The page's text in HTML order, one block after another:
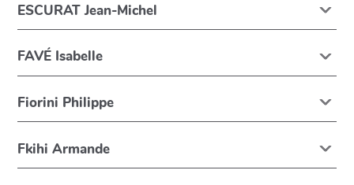
ESCURAT Jean-Michel
FAVÉ Isabelle
Fiorini Philippe
Fkihi Armande